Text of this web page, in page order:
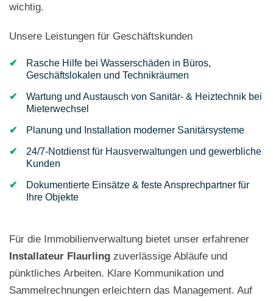
wichtig.
Unsere Leistungen für Geschäftskunden
Rasche Hilfe bei Wasserschäden in Büros,
Geschäftslokalen und Technikräumen
Wartung und Austausch von Sanitär- & Heiztechnik bei
Mieterwechsel
Planung und Installation moderner Sanitärsysteme
24/7-Notdienst für Hausverwaltungen und gewerbliche
Kunden
Dokumentierte Einsätze & feste Ansprechpartner für
Ihre Objekte
Für die Immobilienverwaltung bietet unser erfahrener
Installateur Flaurling zuverlässige Abläufe und
pünktliches Arbeiten. Klare Kommunikation und
Sammelrechnungen erleichtern das Management. Auf